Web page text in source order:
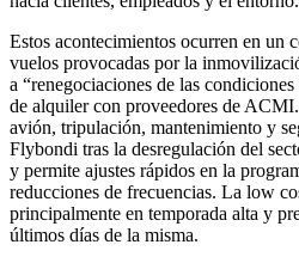
Estos acontecimientos ocurren en un
vuelos provocadas por la
a “renegociaciones de las
de alquiler con proveedores de
avión, tripulación, mantenimiento y
Flybondi tras la desregulación del
y permite ajustes rápidos en la
reducciones de frecuencias. La low
principalmente en temporada alta y
últimos días de la misma.